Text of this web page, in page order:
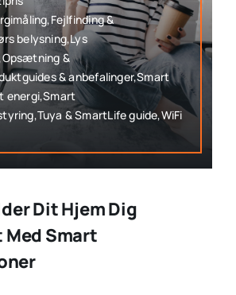
&
belysning,Lys
&
& anbefalinger,Smart
energi,Smart
& SmartLife guide,WiFi
Dit Hjem Dig
Smart